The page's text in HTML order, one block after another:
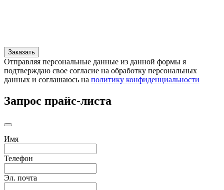
Отправляя персональные данные из данной формы я
подтверждаю свое согласие на обработку персональных
данных и соглашаюсь на политику конфиденциальности
Запрос прайс-листа
Имя
Телефон
Эл. почта